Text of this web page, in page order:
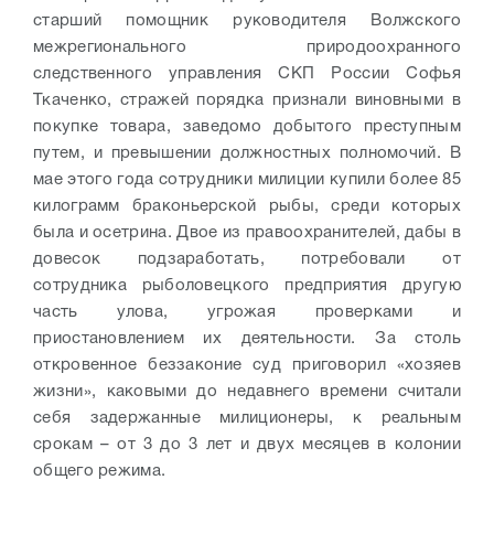
старший помощник руководителя Волжского
межрегионального природоохранного
следственного управления СКП России Софья
Ткаченко, стражей порядка признали виновными в
покупке товара, заведомо добытого преступным
путем, и превышении должностных полномочий. В
мае этого года сотрудники милиции купили более 85
килограмм браконьерской рыбы, среди которых
была и осетрина. Двое из правоохранителей, дабы в
довесок подзаработать, потребовали от
сотрудника рыболовецкого предприятия другую
часть улова, угрожая проверками и
приостановлением их деятельности. За столь
откровенное беззаконие суд приговорил «хозяев
жизни», каковыми до недавнего времени считали
себя задержанные милиционеры, к реальным
срокам – от 3 до 3 лет и двух месяцев в колонии
общего режима.